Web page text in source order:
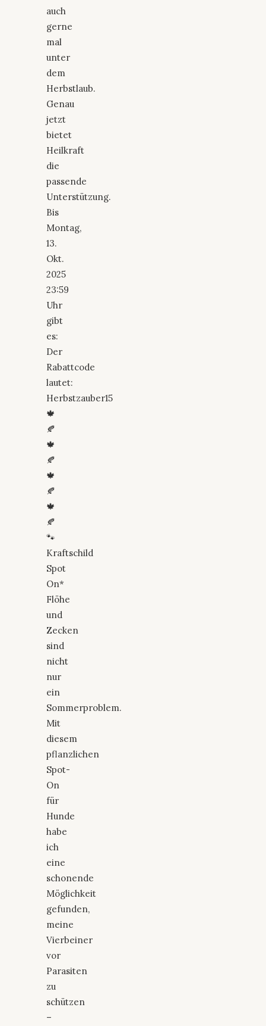
auch
gerne
mal
unter
dem
Herbstlaub.
Genau
jetzt
bietet
Heilkraft
die
passende
Unterstützung.
Bis
Montag,
13.
Okt.
2025
23:59
Uhr
gibt
es:
Der
Rabattcode
lautet:
Herbstzauber15
🍁
🍂
🍁
🍂
🍁
🍂
🍁
🍂
🐾
Kraftschild
Spot
On*
Flöhe
und
Zecken
sind
nicht
nur
ein
Sommerproblem.
Mit
diesem
pflanzlichen
Spot-
On
für
Hunde
habe
ich
eine
schonende
Möglichkeit
gefunden,
meine
Vierbeiner
vor
Parasiten
zu
schützen
–